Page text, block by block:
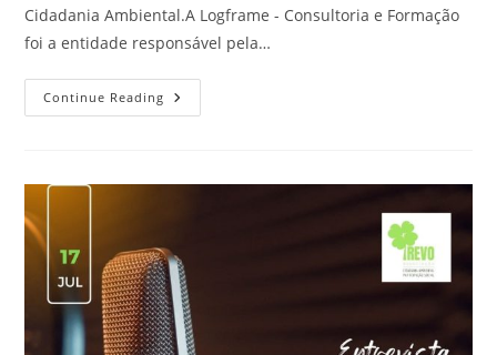
Cidadania Ambiental.A Logframe - Consultoria e Formação
foi a entidade responsável pela…
Continue Reading